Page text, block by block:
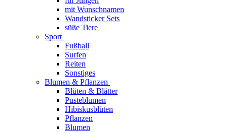
mit Wunschnamen
Wandsticker Sets
süße Tiere
Sport
Fußball
Surfen
Reiten
Sonstiges
Blumen & Pflanzen
Blüten & Blätter
Pusteblumen
Hibiskusblüten
Pflanzen
Blumen